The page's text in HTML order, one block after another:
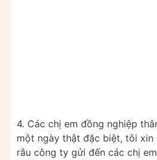
4. Các chị em đồng nghiệp
một ngày thật đặc biệt, tôi xin
râu công ty gửi đến các chị